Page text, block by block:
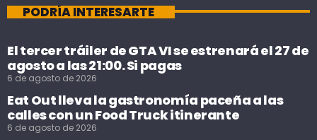
PODRÍA INTERESARTE
El tercer tráiler de GTA VI se estrenará el 27 de
agosto a las 21:00. Si pagas
6 de agosto de 2026
Eat Out lleva la gastronomía paceña a las
calles con un Food Truck itinerante
6 de agosto de 2026